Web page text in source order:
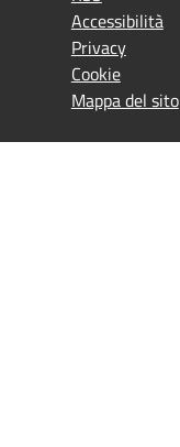
Accessibilità
Privacy
Cookie
Mappa del sito